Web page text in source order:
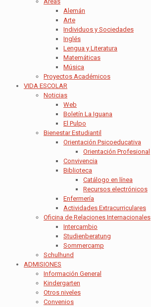
Alemán
Arte
Individuos y Sociedades
Inglés
Lengua y Literatura
Matemáticas
Música
Proyectos Académicos
VIDA ESCOLAR
Noticias
Web
Boletín La Iguana
El Pulpo
Bienestar Estudiantil
Orientación Psicoeducativa
Orientación Profesional
Convivencia
Biblioteca
Catálogo en línea
Recursos electrónicos
Enfermería
Actividades Extracurriculares
Oficina de Relaciones Internacionales
Intercambio
Studienberatung
Sommercamp
Schulhund
ADMISIONES
Información General
Kindergarten
Otros niveles
Convenios